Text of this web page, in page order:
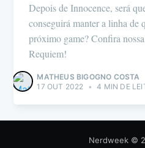
Depois de Innocence, será
conseguirá manter a linha de
próximo game? Confira
Requiem!
MATHEUS BIGOGNO COSTA
17 OUT 2022
• 4 MIN DE
Nerdweek©